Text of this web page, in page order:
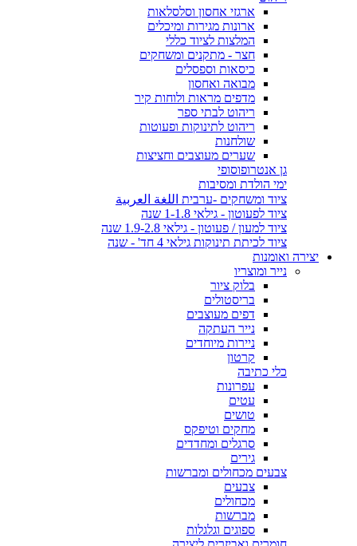
ארגזי אחסון וסלסלאות
ארונות מגירות ומיכלים
המלצות לציוד כללי
חצר - מתקנים ומשחקים
כיסאות וספסלים
מבואה ואחסון
מדפים מראות ולוחות קיר
ריהוט לבתי ספר
ריהוט לתינוקות ופעוטות
שולחנות
שערים מעוצבים וחציצות
גן אנטרופוסופי
ימי הולדת ומסיבות
ציוד ומשחקים -ערבית اللغة العربية
ציוד לפעוטון - גילאי 1-1.8 שנה
ציוד למעון / פעוטון - גילאי 1.9-2.8 שנה
ציוד לכיתת תינוקות גילאי 4 חד' - שנה
יצירה ואומנות
נייר ומוצריו
בלוק ציור
בריסטולים
דפים מעוצבים
נייר העתקה
ניירות מיוחדים
קרטון
כלי כתיבה
עפרונות
עטים
טושים
מחקים וטיפקס
סרגלים ומחדדים
גירים
צבעים מכחולים ומברשות
צבעים
מכחולים
מברשות
ספוגים וגלגלות